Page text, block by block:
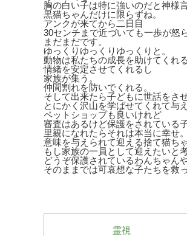
胸の白い子は特に強いのだと神様
黒猫ちゃんだけに限らずね。
アンクが来てから二日目
30センチまで近づいても一歩が怒
まだまだです。
ゆっくりゆっくりゆっくりと。
動物は私たちの成長を助けてくれる
情緒を安定させてくれるし
家族が集う。
仲間割れを防いでくれる。
そして出来たら子どもに世話をさ
とにかく沢山を学ばせてくれて与
ペットショップも良いけれど
審査はあるけど保護をされている
里親になれたらそれは本当に幸せ。
意味を与えられて迎える捨て猫ち
もし家族の一員として迎えたいと
どうぞ保護されているわんちゃん
そのままでは可哀想な子たちを救
霊視